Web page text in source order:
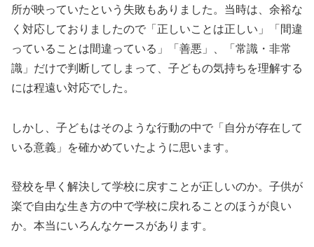
所が映っていたという失敗もありました。当時は、余裕な
く対応しておりましたので「正しいことは正しい」「間違
っていることは間違っている」「善悪」、「常識・非常
識」だけで判断してしまって、子どもの気持ちを理解する
には程遠い対応でした。
しかし、子どもはそのような行動の中で「自分が存在して
いる意義」を確かめていたように思います。
登校を早く解決して学校に戻すことが正しいのか。子供が
楽で自由な生き方の中で学校に戻れることのほうが良い
か。本当にいろんなケースがあります。